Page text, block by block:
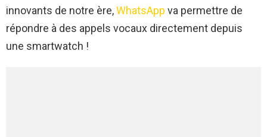
innovants de notre ère,WhatsApp va permettre de
répondre à des appels vocaux directement depuis
une smartwatch !